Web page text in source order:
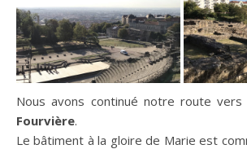
Nous avons continué notre route vers
Fourvière.
Le bâtiment à la gloire de Marie est